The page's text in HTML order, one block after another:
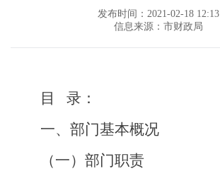
发布时间：2021-02-18 12:13
信息来源：市财政局
目
录：
一、部门基本概况
（一）部门职责